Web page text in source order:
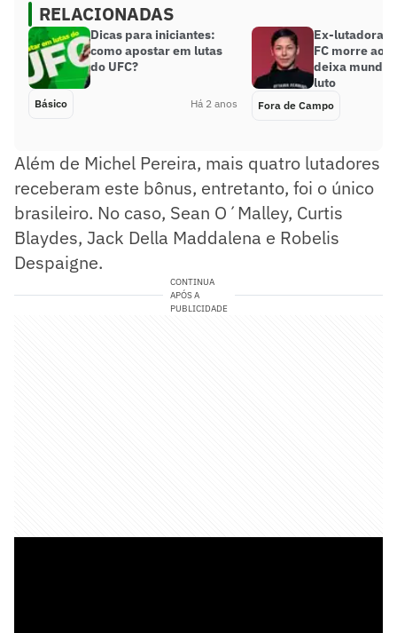
RELACIONADAS
Dicas para iniciantes:
como apostar em lutas
do UFC?
Básico Há 2 anos
Ex-lutadora
FC morre aos
deixa mundo
luto
Fora de Campo
Além de Michel Pereira, mais quatro lutadores
receberam este bônus, entretanto, foi o único
brasileiro. No caso, Sean O´Malley, Curtis
Blaydes, Jack Della Maddalena e Robelis
Despaigne.
CONTINUA
APÓS A
PUBLICIDADE